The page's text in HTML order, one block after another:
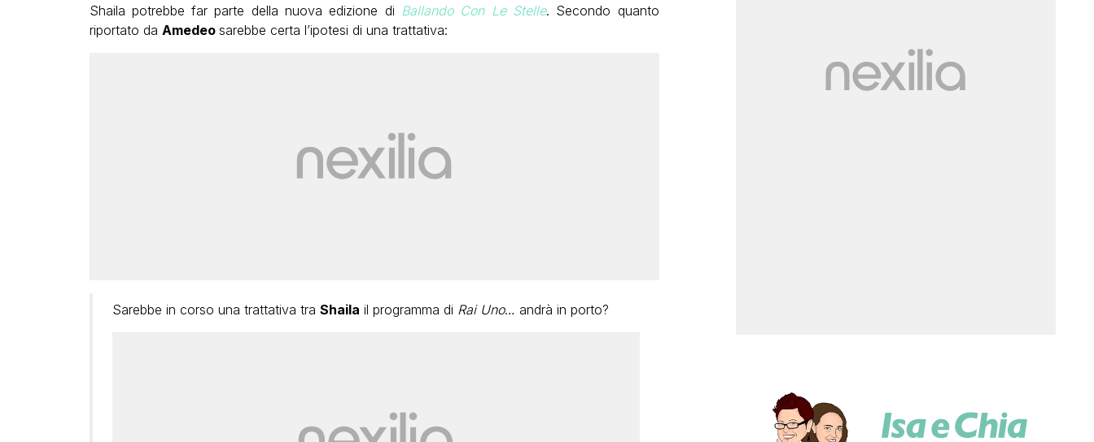
Shaila potrebbe far parte della nuova edizione di Ballando Con Le Stelle. Secondo quanto
riportato da Amedeo sarebbe certa l’ipotesi di una trattativa:
Sarebbe in corso una trattativa tra Shaila il programma di Rai Uno… andrà in porto?